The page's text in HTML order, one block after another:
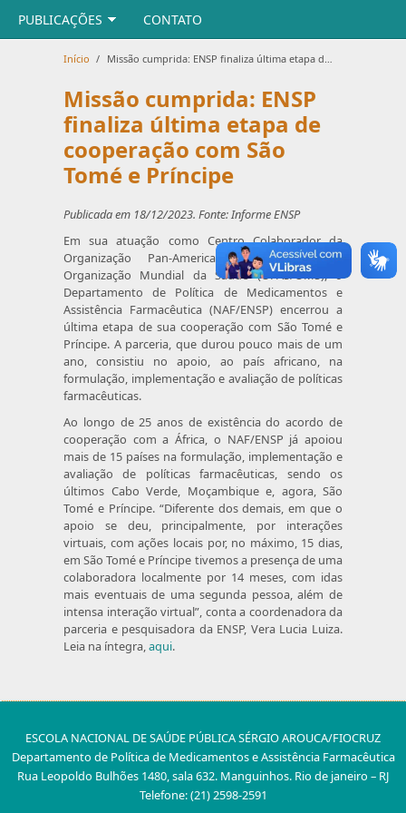
PUBLICAÇÕES CONTATO
Início / Missão cumprida: ENSP finaliza última etapa de cooperação com São Tomé e Príncipe
Missão cumprida: ENSP
finaliza última etapa de
cooperação com São
Tomé e Príncipe
Publicada em 18/12/2023. Fonte: Informe ENSP
Em sua atuação como Centro Colaborador da
Organização Pan-Americana da Saúde, da
Organização Mundial da Saúde (OPAS/OMS), o
Departamento de Política de Medicamentos e
Assistência Farmacêutica (NAF/ENSP) encerrou a
última etapa de sua cooperação com São Tomé e
Príncipe. A parceria, que durou pouco mais de um
ano, consistiu no apoio, ao país africano, na
formulação, implementação e avaliação de políticas
farmacêuticas.
Ao longo de 25 anos de existência do acordo de
cooperação com a África, o NAF/ENSP já apoiou
mais de 15 países na formulação, implementação e
avaliação de políticas farmacêuticas, sendo os
últimos Cabo Verde, Moçambique e, agora, São
Tomé e Príncipe. “Diferente dos demais, em que o
apoio se deu, principalmente, por interações
virtuais, com ações locais por, no máximo, 15 dias,
em São Tomé e Príncipe tivemos a presença de uma
colaboradora localmente por 14 meses, com idas
mais eventuais de uma segunda pessoa, além de
intensa interação virtual”, conta a coordenadora da
parceria e pesquisadora da ENSP, Vera Lucia Luiza.
Leia na íntegra,aqui.
ESCOLA NACIONAL DE SAÚDE PÚBLICA SÉRGIO AROUCA/FIOCRUZ
Departamento de Política de Medicamentos e Assistência Farmacêutica
Rua Leopoldo Bulhões 1480, sala 632. Manguinhos. Rio de janeiro – RJ
Telefone: (21) 2598-2591